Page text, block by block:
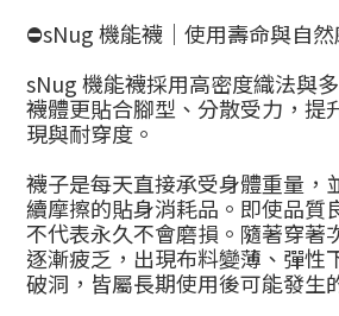
⛔sNug 機能襪｜使用壽命與自
sNug 機能襪採用高密度織法與
襪體更貼合腳型、分散受力，提
現與耐穿度。
襪子是每天直接承受身體重量，
續摩擦的貼身消耗品。即使品質
不代表永久不會磨損。隨著穿著
逐漸疲乏，出現布料變薄、彈性
破洞，皆屬長期使用後可能發生